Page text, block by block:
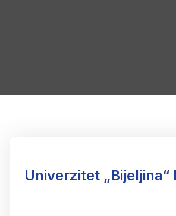
Univerzitet „Bijeljina“